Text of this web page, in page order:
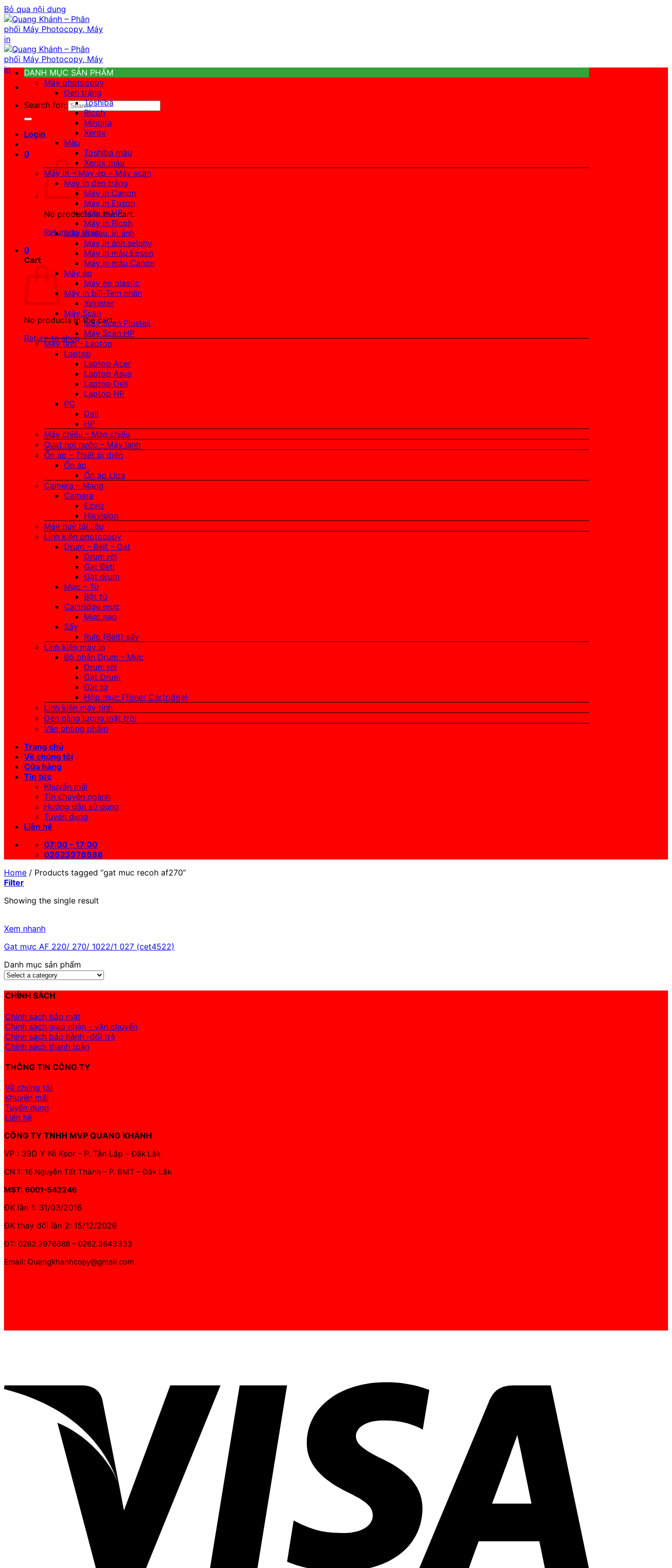
Bỏ qua nội dung
Search for:
Login
0
No products in the cart.
Return to shop
0
Cart
No products in the cart.
Return to shop
DANH MỤC SẢN PHẨM
Máy photocopy
Đen trắng
Toshiba
Ricoh
Minolta
Xerox
Màu
Toshiba màu
Xerox màu
Máy in – Máy ép – Máy scan
Máy in đen trắng
Máy in Canon
Máy in Epson
Máy in HP
Máy in Ricoh
Máy in màu, in ảnh
Máy in ảnh selphy
Máy in màu Epson
Máy in màu Canon
Máy ép
Máy ép plastic
Máy in bill-Tem nhãn
Xprinter
Máy Scan
Máy Scan Plustek
Máy Scan HP
Máy tính – Laptop
Laptop
Laptop Acer
Laptop Asus
Laptop Dell
Laptop HP
PC
Dell
HP
Máy chiếu – Màn chiếu
Quạt hơi nước – Máy lạnh
Ổn áp – Thiết bị điện
Ổn áp
Ổn áp Lioa
Camera – Mạng
Camera
Ezviz
Hikvision
Máy huỷ tài liệu
Linh kiện photocopy
Drum – Belt – Gạt
Drum rời
Gạt Betl
Gạt drum
Mực – Từ
Bột từ
Cartridge mực
Mực nạp
Sấy
Rulo (Belt) sấy
Linh kiện máy in
Bộ phận Drum – Mực
Drum rời
Gạt Drum
Gạt từ
Hộp mực (Toner Cartridge)
Linh kiện máy tính
Đèn năng lượng mặt trời
Văn phòng phẩm
Trang chủ
Về chúng tôi
Cửa hàng
Tin tức
Khuyến mãi
Tin chuyên ngành
Hướng dẫn sử dụng
Tuyển dụng
Liên hệ
07:00 - 17:00
02623976688
Home / Products tagged “gat muc recoh af270”
Filter
Showing the single result
Xem nhanh
Gạt mực AF 220/ 270/ 1022/1 027 (cet4522)
Danh mục sản phẩm
CHÍNH SÁCH
Chính sách bảo mật
Chính sách giao nhận - vận chuyển
Chính sách bảo hành -đổi trả
Chính sách thanh toán
THÔNG TIN CÔNG TY
Về chúng tôi
Khuyến mãi
Tuyển dụng
Liên hệ
CÔNG TY TNHH MVP QUANG KHÁNH
VP : 39D Y Ni Ksơr - P. Tân Lập -Đắk Lắk
CN 1: 16 Nguyễn Tất Thành – P. BMT – Đắk Lắk
MST: 6001-542246
ĐK lần 1: 31/03/2016
ĐK thay đổi lần 2: 15/12/2026
ĐT: 0262.3976688 – 0262.3643333
Email: Quangkhanhcopy@gmail.com